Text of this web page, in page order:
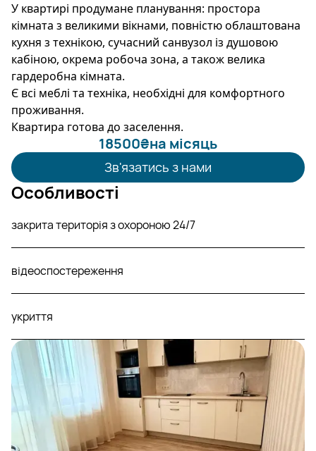
У квартирі продумане планування: простора
кімната з великими вікнами, повністю облаштована
кухня з технікою, сучасний санвузол із душовою
кабіною, окрема робоча зона, а також велика
гардеробна кімната.
Є всі меблі та техніка, необхідні для комфортного
проживання.
Квартира готова до заселення.
18500₴на місяць
Зв'язатись з нами
Особливості
закрита територія з охороною 24/7
відеоспостереження
укриття